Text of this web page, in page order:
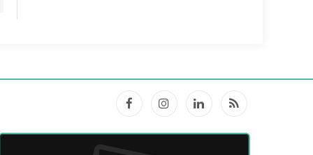
FacebookInstagramLinkedInRSS